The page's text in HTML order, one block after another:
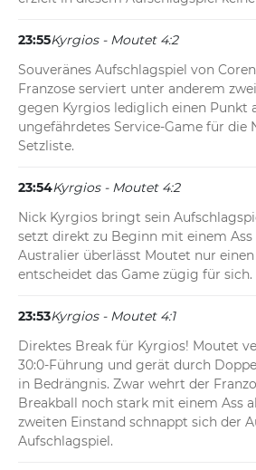
23:55Kyrgios - Moutet 4:2
Souveränes Aufschlagspiel von
Franzose serviert unter anderem
gegen Kyrgios lediglich einen Punkt
ungefährdetes Service-Game für die
Setzliste.
23:54Kyrgios - Moutet 4:2
Nick Kyrgios bringt sein
setzt direkt zu Beginn mit einem Ass
Australier überlässt Moutet nur
entscheidet das Game zügig für sich.
23:53Kyrgios - Moutet 4:1
Direktes Break für Kyrgios! Moutet
30:0-Führung und gerät durch
in Bedrängnis. Zwar wehrt der
Breakball noch stark mit einem Ass
zweiten Einstand schnappt sich der
Aufschlagspiel.